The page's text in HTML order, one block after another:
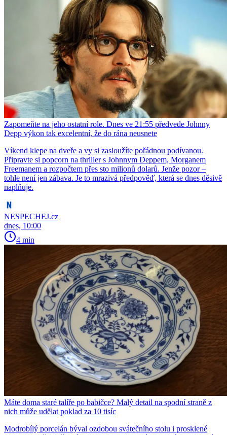
Zapomeňte na jeho ostatní role. Dnes ve 21:55 předvede Johnny
Depp výkon tak excelentní, že do rána neusnete
Víkend klepe na dveře a vy si zasloužíte pořádnou podívanou.
Připravte si popcorn na thriller s Johnnym Deppem, Morganem
Freemanem a rozpočtem přes sto milionů dolarů. Jenže pozor –
tohle není jen zábava. Je to mrazivá předpověď, která se dnes děsivě
naplňuje.
NESPECHEJ.cz
dnes, 10:00
4 min
Máte doma staré talíře po babičce? Malý detail na spodní straně z
nich může udělat poklad za 10 tisíc
Modrobílý porcelán býval ozdobou svátečního stolu i prosklené